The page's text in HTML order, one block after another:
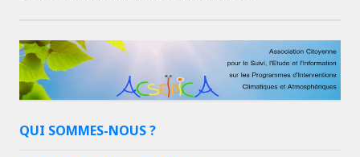
QUI SOMMES-NOUS ?